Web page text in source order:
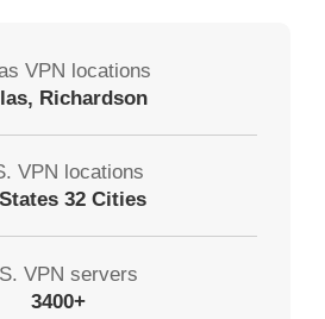
VPN locations
Richardson
VPN locations
32 Cities
VPN servers
3400+